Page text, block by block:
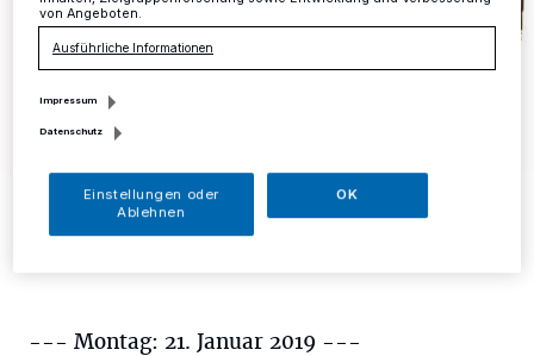
Foto: Kreispolizei
--- Montag: 21. Januar 2019 ---
von Angeboten.
Ausführliche Informationen
Impressum
Datenschutz
Einstellungen oder
Ablehnen
OK